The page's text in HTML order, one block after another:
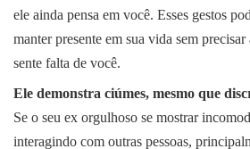
ele ainda pensa em você. Esses gestos
manter presente em sua vida sem
sente falta de você.
Ele demonstra ciúmes, mesmo que
Se o seu ex orgulhoso se mostrar
interagindo com outras pessoas,